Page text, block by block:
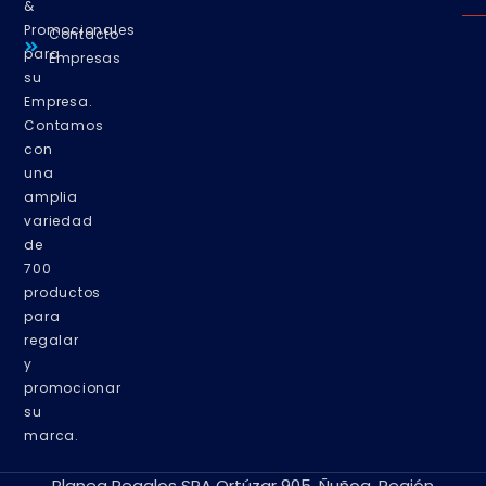
&
Promocionales
para
su
Empresa.
Contamos
con
una
amplia
variedad
de
700
productos
para
regalar
y
promocionar
su
marca.
Contacto
Empresas